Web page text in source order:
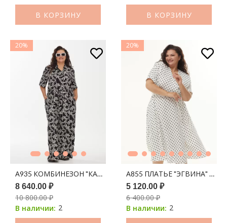
В КОРЗИНУ В КОРЗИНУ
20%
А935 КОМБИНЕЗОН "КАЛЕУС" ЧЕРНЫЙ ПРИНТ МОЛОЧНЫЕ
8 640.00 ₽
10 800.00 ₽
В наличии: 2
20%
А855 ПЛАТЬЕ "ЭГВИНА"
5 120.00 ₽
6 400.00 ₽
В наличии: 2